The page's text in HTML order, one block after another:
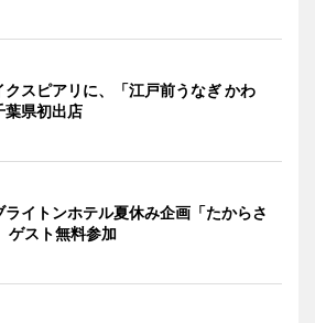
クスピアリに、「江戸前うなぎ かわ
葉県初出店
ライトンホテル夏休み企画「たからさ
ゲスト無料参加